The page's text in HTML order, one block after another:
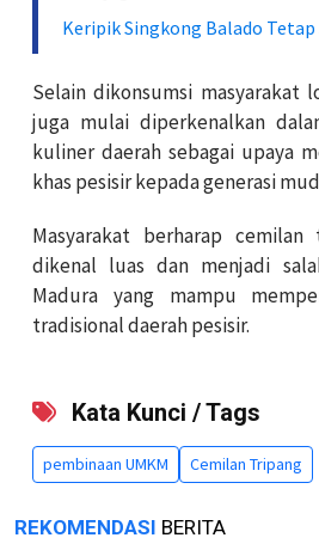
Keripik Singkong Balado
Selain dikonsumsi masyarakat
juga mulai diperkenalkan
kuliner daerah sebagai upaya
khas pesisir kepada generasi
Masyarakat berharap
dikenal luas dan menjadi
Madura yang mampu
tradisional daerah pesisir.
Kata Kunci / Tags
pembinaan UMKM Cemilan Tripang
REKOMENDASI BERITA